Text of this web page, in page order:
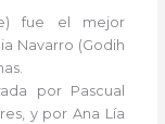
fue el mejor
Navarro (Godih
por Pascual
y por Ana Lía